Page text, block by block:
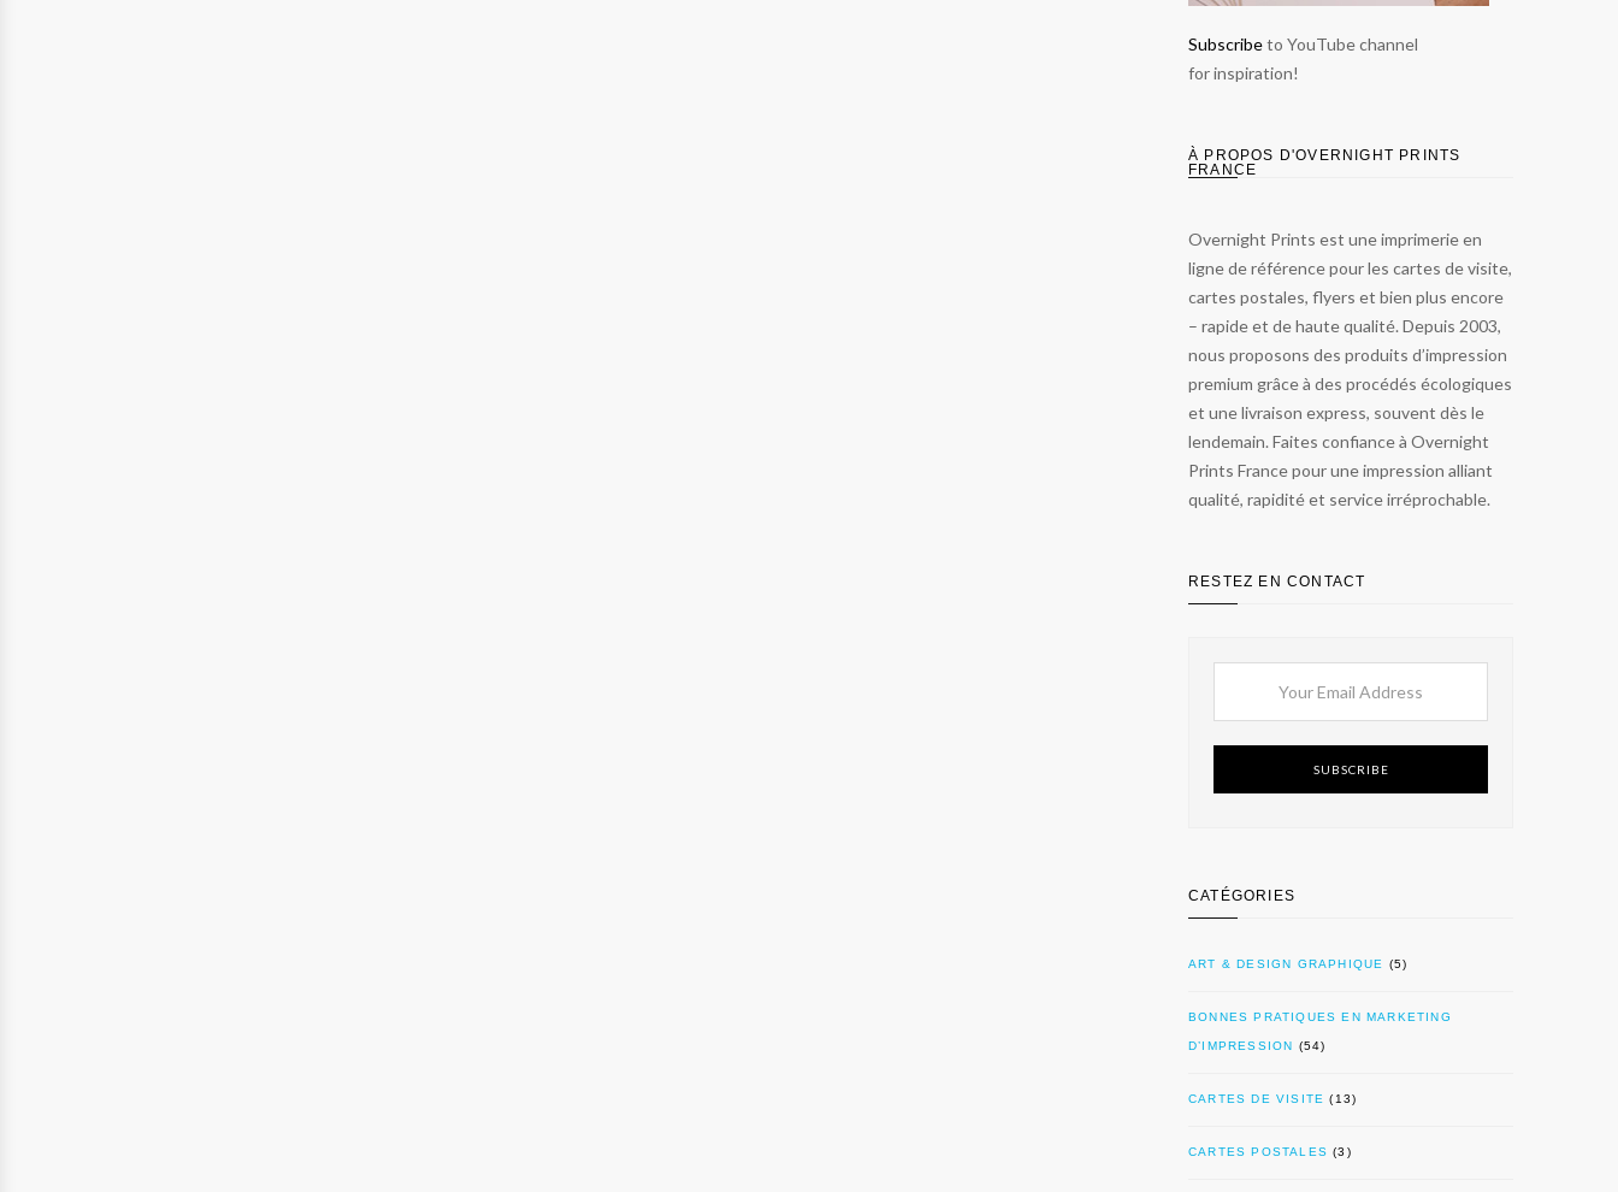
Subscribeto YouTube channel
for inspiration!
À PROPOS D'OVERNIGHT PRINTS
FRANCE
Overnight Prints est une imprimerie en
ligne de référence pour les cartes de visite,
cartes postales, flyers et bien plus encore
– rapide et de haute qualité. Depuis 2003,
nous proposons des produits d’impression
premium grâce à des procédés écologiques
et une livraison express, souvent dès le
lendemain. Faites confiance à Overnight
Prints France pour une impression alliant
qualité, rapidité et service irréprochable.
RESTEZ EN CONTACT
SUBSCRIBE
CATÉGORIES
ART & DESIGN GRAPHIQUE (5)
BONNES PRATIQUES EN MARKETING
D’IMPRESSION (54)
CARTES DE VISITE (13)
CARTES POSTALES (3)